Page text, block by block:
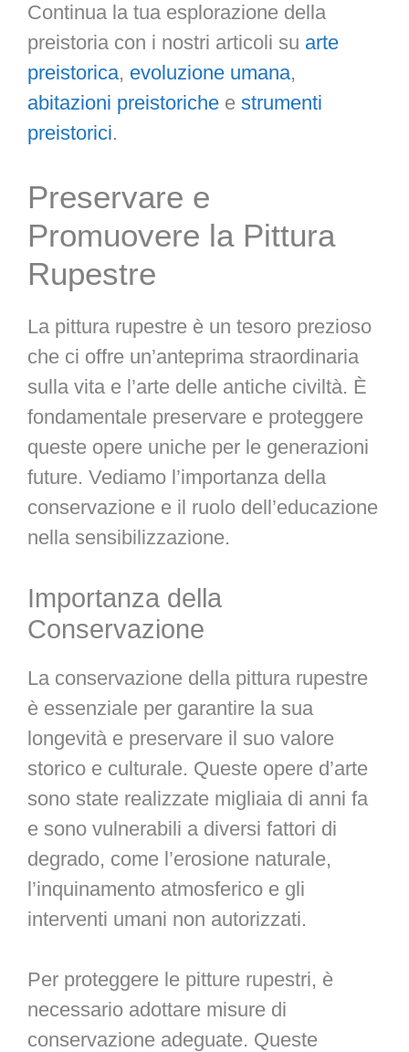
Continua la tua esplorazione della
preistoria con i nostri articoli su arte
preistorica, evoluzione umana,
abitazioni preistoriche e strumenti
preistorici.
Preservare e
Promuovere la Pittura
Rupestre
La pittura rupestre è un tesoro prezioso
che ci offre un’anteprima straordinaria
sulla vita e l’arte delle antiche civiltà. È
fondamentale preservare e proteggere
queste opere uniche per le generazioni
future. Vediamo l’importanza della
conservazione e il ruolo dell’educazione
nella sensibilizzazione.
Importanza della
Conservazione
La conservazione della pittura rupestre
è essenziale per garantire la sua
longevità e preservare il suo valore
storico e culturale. Queste opere d’arte
sono state realizzate migliaia di anni fa
e sono vulnerabili a diversi fattori di
degrado, come l’erosione naturale,
l’inquinamento atmosferico e gli
interventi umani non autorizzati.
Per proteggere le pitture rupestri, è
necessario adottare misure di
conservazione adeguate. Queste